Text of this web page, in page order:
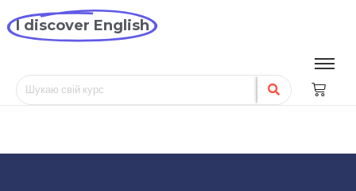
I discover English